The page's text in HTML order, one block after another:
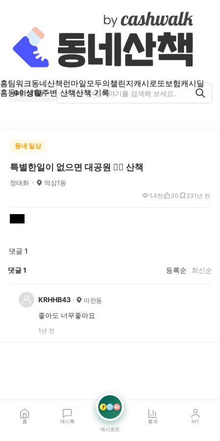
홈팀워크동네산책런마일모두의챌린지캐시로또보험캐시딜
홈동네 생활주변 산책산책 기록
역삼1동
동네 일상
특별한일이 없으면 대공원 🚶‍♂️ 산책
정태화 역삼1동
1년 전
1.4천 30 23
댓글 1
댓글1 등록순 최신순
KRHHB43 마전동
좋아도 너무좋아요
1년 전
홈 캐시톡
7 21 42
캐시로또
통계 MY